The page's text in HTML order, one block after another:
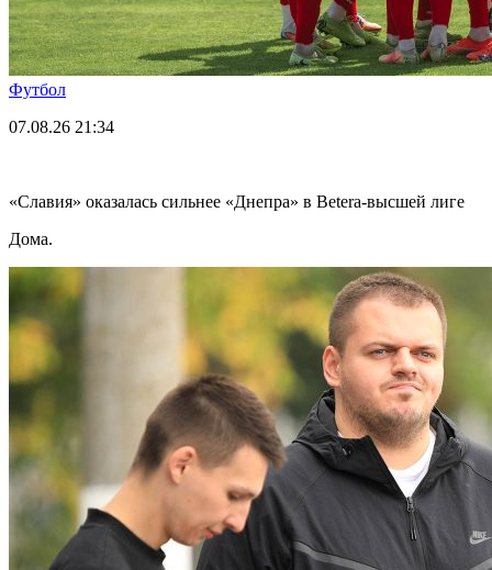
Футбол
07.08.26 21:34
«Славия» оказалась сильнее «Днепра» в Betera-высшей лиге
Дома.